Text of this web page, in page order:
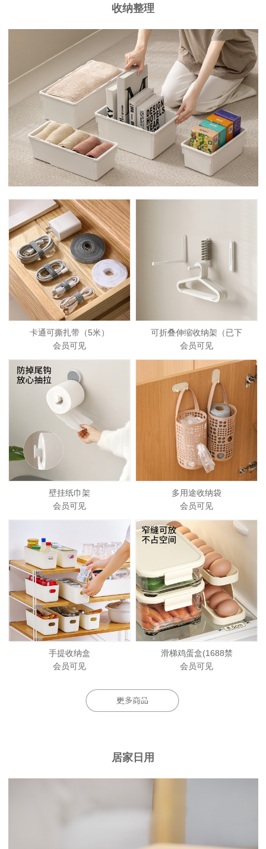
收纳整理
卡通可撕扎带（5米）
会员可见
可折叠伸缩收纳架（已下
会员可见
壁挂纸巾架
会员可见
多用途收纳袋
会员可见
手提收纳盒
会员可见
滑梯鸡蛋盒(1688禁
会员可见
居家日用